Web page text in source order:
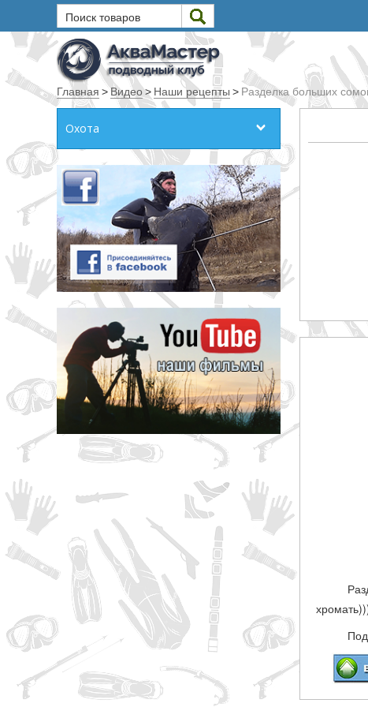
Поиск товаров
Текст
Все слова
Точное совпадение
Категории
Производитель
_JSHOP_SEARCH_COINS
до
грн
Главная >Видео> Наши рецепты > Разделка больших
Охота